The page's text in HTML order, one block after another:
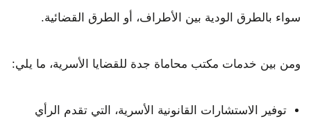
سواء بالطرق الودية بين الأطراف، أو الطرق القضائية.
ومن بين خدمات مكتب محاماة جدة للقضايا الأسرية، ما يلي:
توفير الاستشارات القانونية الأسرية، التي تقدم الرأي